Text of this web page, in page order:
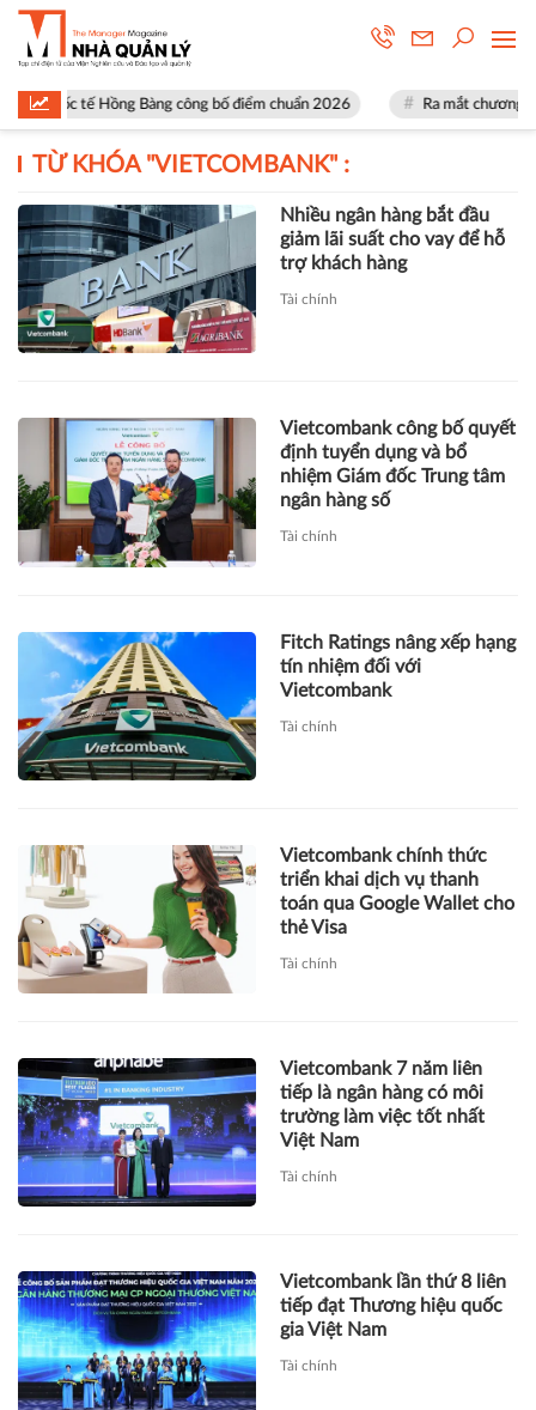
tế Hồng Bàng công bố điểm chuẩn 2026 Ra mắt chương trình
TỪ KHÓA "VIETCOMBANK" :
Nhiều ngân hàng bắt đầu
giảm lãi suất cho vay để hỗ
trợ khách hàng
Tài chính
Vietcombank công bố quyết
định tuyển dụng và bổ
nhiệm Giám đốc Trung tâm
ngân hàng số
Tài chính
Fitch Ratings nâng xếp hạng
tín nhiệm đối với
Vietcombank
Tài chính
Vietcombank chính thức
triển khai dịch vụ thanh
toán qua Google Wallet cho
thẻ Visa
Tài chính
Vietcombank 7 năm liên
tiếp là ngân hàng có môi
trường làm việc tốt nhất
Việt Nam
Tài chính
Vietcombank lần thứ 8 liên
tiếp đạt Thương hiệu quốc
gia Việt Nam
Tài chính